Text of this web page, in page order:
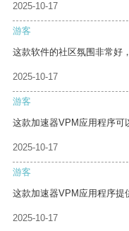
2025-10-17
游客
这款软件的社区氛围非常好
2025-10-17
游客
这款加速器VPM应用程序可
2025-10-17
游客
这款加速器VPM应用程序提
2025-10-17